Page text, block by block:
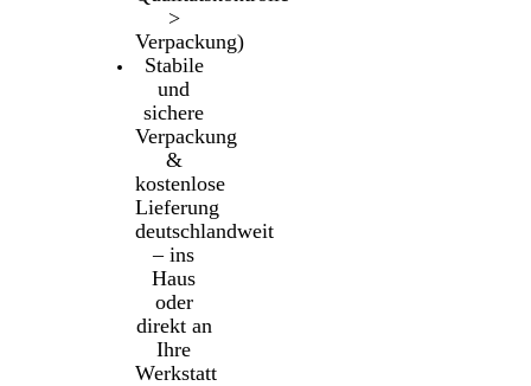
>
Verpackung)
Stabile
und
sichere
Verpackung
&
kostenlose
Lieferung
deutschlandweit
– ins
Haus
oder
direkt an
Ihre
Werkstatt